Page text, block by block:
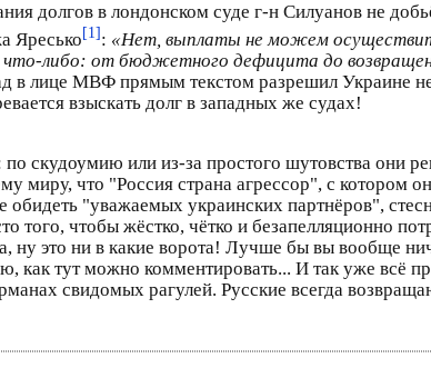
долгов в лондонском суде г-н Силуанов не
Яресько[1]: «Нет, выплаты не можем
либо: от бюджетного дефицита до
в лице МВФ прямым текстом разрешил Украине
взыскать долг в западных же судах!
скудоумию или из-за простого шутовства они
миру, что "Россия страна агрессор", с котором
"уважаемых украинских партнёров",
чтобы жёстко, чётко и безапелляционно
ну это ни в какие ворота! Лучше бы вы вообще
как тут можно комментировать... И так уже всё
свидомых рагулей. Русские всегда